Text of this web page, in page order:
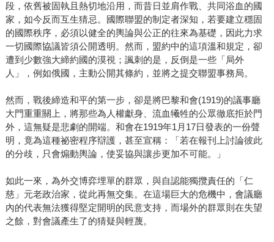
段，依舊被固執且熱切地沿用，而昔日並肩作戰、共同浴血的國
家，如今反而互生猜忌。國際聯盟的制定者深知，若要建立穩固
的國際秩序，必須以健全的輿論與公正的往來為基礎，因此力求
一切國際協議皆須公開透明。然而，盟約中的這項溫和規定，卻
遭到少數強大締約國的漠視；諷刺的是，反倒是一些「局外
人」，例如俄國，主動公開其條約，並將之提交聯盟事務局。
然而，戰後締造和平的第一步，卻是將巴黎和會(1919)的議事廳
大門重重關上，將那些為人權獻身、流血犧牲的公眾徹底拒於門
外，這無疑是悲劇的開端。和會在1919年1月17日發表的一份聲
明，竟為這種祕密程序辯護，甚至宣稱：「若在報刊上討論彼此
的分歧，只會煽動輿論，使妥協與讓步更加不可能。」
如此一來，為外交博弈埋單的群眾，與自認能獨攬責任的「仁
慈」元老政治家，從此再無交集。在這場巨大的危機中，會議廳
內的代表無法獲得堅定開明的民意支持，而場外的群眾則在失望
之餘，對會議產生了的猜疑與輕蔑。